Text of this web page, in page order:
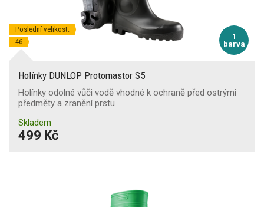
1
barva
Poslední velikost:
46
Holínky DUNLOP Protomastor S5
Holínky odolné vůči vodě vhodné k ochraně před ostrými
předměty a zranění prstu
Skladem
499 Kč